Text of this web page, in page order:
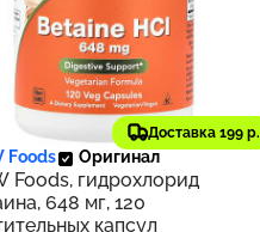
Доставка 199 р.
₽ 169
Foods Оригинал
Foods, гидрохлорид
648 мг, 120
капсул